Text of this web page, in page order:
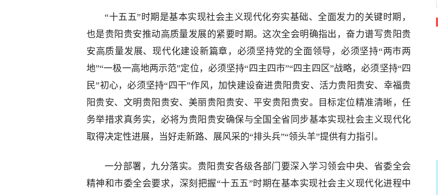
“十五五”时期是基本实现社会主义现代化夯实基础、全面发力的关键时期，
也是贵阳贵安推动高质量发展的紧要时期。这次全会明确指出，奋力谱写贵阳贵
安高质量发展、现代化建设新篇章，必须坚持党的全面领导，必须坚持“两市两
地”“一极一高地两示范”定位，必须坚持“四主四市”“四主四区”战略，必须坚持“四
民”初心，必须坚持“四干”作风，加快建设奋进贵阳贵安、活力贵阳贵安、幸福贵
阳贵安、文明贵阳贵安、美丽贵阳贵安、平安贵阳贵安。目标定位精准清晰，任
务举措求真务实，必将为贵阳贵安确保与全国全省同步基本实现社会主义现代化
取得决定性进展，当好走新路、展风采的“排头兵”“领头羊”提供有力指引。
一分部署，九分落实。贵阳贵安各级各部门要深入学习领会中央、省委全会
精神和市委全会要求，深刻把握“十五五”时期在基本实现社会主义现代化进程中